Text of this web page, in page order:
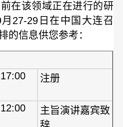
在该领域正在进行的研
27-29日在中国大连召
的信息供您参考：
注册
主旨演讲嘉宾致